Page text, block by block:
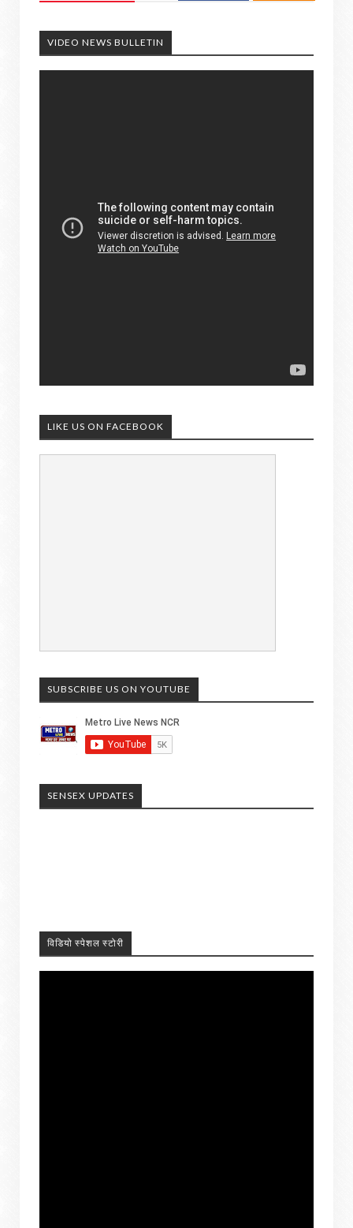
VIDEO NEWS BULLETIN
LIKE US ON FACEBOOK
SUBSCRIBE US ON YOUTUBE
SENSEX UPDATES
विडियो स्पेशल स्टोरी